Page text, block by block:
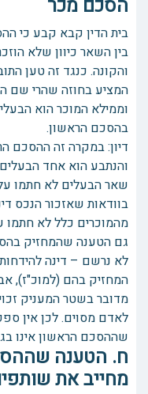
הסכם מכר
בית הדין קבא קבע כי
בין השאר כיוון שלא
והקונה. כנגד זה טען
המציע בחוזה שהרי שם
וממילא המוכר הוא
בהסכם הראשון.
דיון: במקרה זה ההסכם
והנתבע הוא אחד
שאר הבעלים לא חתמו על
בוודאות שאזכור הנכס
מהמוכרים כלל לא
גם הטענה שהמחזיק
לא נרשם – דינה
המחזיק בהם (למוכ"ז),
מדובר בשטר המעניק
לאדם מסוים. לכן אין
שההסכם הראשון אינו
ח. הטענה
מחייב את